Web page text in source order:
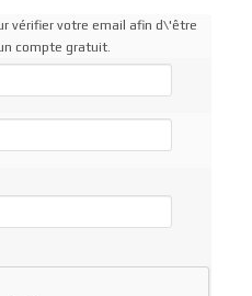
vérifier votre email afin d\'être
compte gratuit.